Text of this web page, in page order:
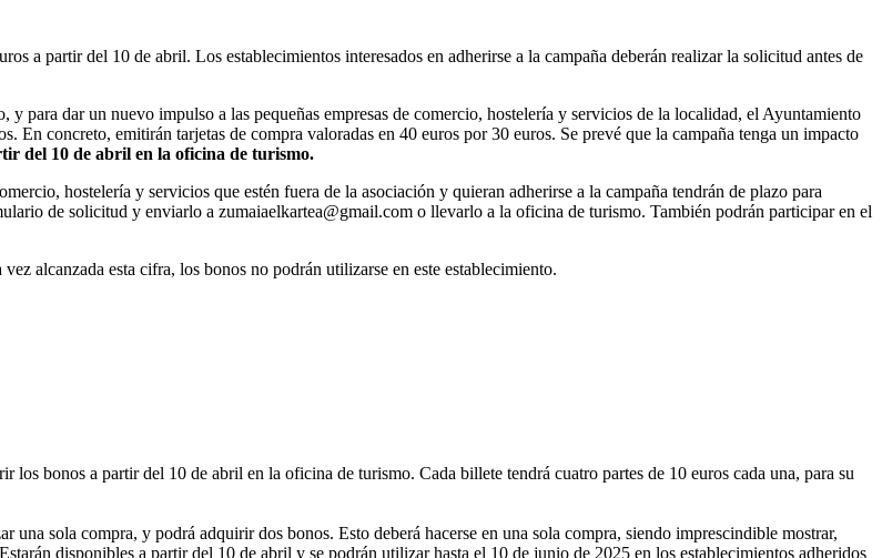
a partir del 10 de abril. Los establecimientos interesados en adherirse a la campaña deberán realizar la solicitud antes de
para dar un nuevo impulso a las pequeñas empresas de comercio, hostelería y servicios de la localidad, el Ayuntamiento
En concreto, emitirán tarjetas de compra valoradas en 40 euros por 30 euros. Se prevé que la campaña tenga un impacto
del 10 de abril en la oficina de turismo.
hostelería y servicios que estén fuera de la asociación y quieran adherirse a la campaña tendrán de plazo para
de solicitud y enviarlo a zumaiaelkartea@gmail.com o llevarlo a la oficina de turismo. También podrán participar en el
alcanzada esta cifra, los bonos no podrán utilizarse en este establecimiento.
bonos a partir del 10 de abril en la oficina de turismo. Cada billete tendrá cuatro partes de 10 euros cada una, para su
una sola compra, y podrá adquirir dos bonos. Esto deberá hacerse en una sola compra, siendo imprescindible mostrar,
disponibles a partir del 10 de abril y se podrán utilizar hasta el 10 de junio de 2025 en los establecimientos adheridos